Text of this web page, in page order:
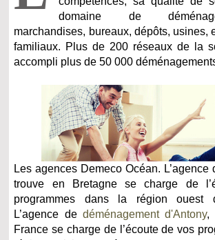
domaine de
marchandises, bureaux, dépôts, usines,
familiaux. Plus de 200 réseaux de la
accompli plus de 50 000
Les agences Demeco Océan. L’agence
trouve en Bretagne se charge de
programmes dans la région ouest
L’agence de déménagement d'Antony,
France se charge de l’écoute de vos